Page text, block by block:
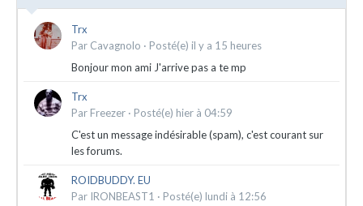
Trx
Par Cavagnolo · Posté(e) il y a 15 heures
Bonjour mon ami J'arrive pas a te mp
Trx
Par Freezer · Posté(e) hier à 04:59
C'est un message indésirable (spam), c'est courant sur
les forums.
ROIDBUDDY. EU
Par IRONBEAST1 · Posté(e) lundi à 12:56